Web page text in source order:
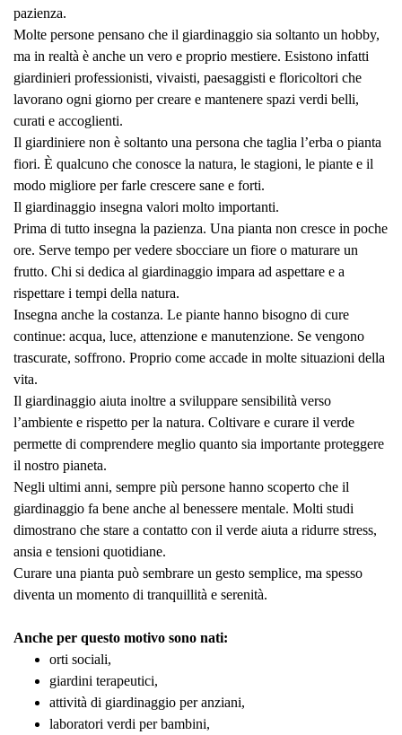
pazienza.
Molte persone pensano che il giardinaggio sia soltanto un hobby,
ma in realtà è anche un vero e proprio mestiere. Esistono infatti
giardinieri professionisti, vivaisti, paesaggisti e floricoltori che
lavorano ogni giorno per creare e mantenere spazi verdi belli,
curati e accoglienti.
Il giardiniere non è soltanto una persona che taglia l’erba o pianta
fiori. È qualcuno che conosce la natura, le stagioni, le piante e il
modo migliore per farle crescere sane e forti.
Il giardinaggio insegna valori molto importanti.
Prima di tutto insegna la pazienza. Una pianta non cresce in poche
ore. Serve tempo per vedere sbocciare un fiore o maturare un
frutto. Chi si dedica al giardinaggio impara ad aspettare e a
rispettare i tempi della natura.
Insegna anche la costanza. Le piante hanno bisogno di cure
continue: acqua, luce, attenzione e manutenzione. Se vengono
trascurate, soffrono. Proprio come accade in molte situazioni della
vita.
Il giardinaggio aiuta inoltre a sviluppare sensibilità verso
l’ambiente e rispetto per la natura. Coltivare e curare il verde
permette di comprendere meglio quanto sia importante proteggere
il nostro pianeta.
Negli ultimi anni, sempre più persone hanno scoperto che il
giardinaggio fa bene anche al benessere mentale. Molti studi
dimostrano che stare a contatto con il verde aiuta a ridurre stress,
ansia e tensioni quotidiane.
Curare una pianta può sembrare un gesto semplice, ma spesso
diventa un momento di tranquillità e serenità.
Anche per questo motivo sono nati:
orti sociali,
giardini terapeutici,
attività di giardinaggio per anziani,
laboratori verdi per bambini,